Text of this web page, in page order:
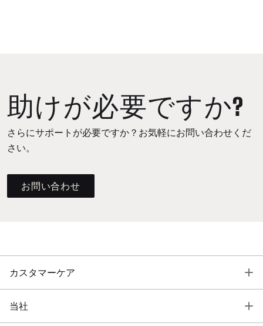
助けが必要ですか?
さらにサポートが必要ですか？お気軽にお問い合わせくだ
さい。
お問い合わせ
カスタマーケア
当社